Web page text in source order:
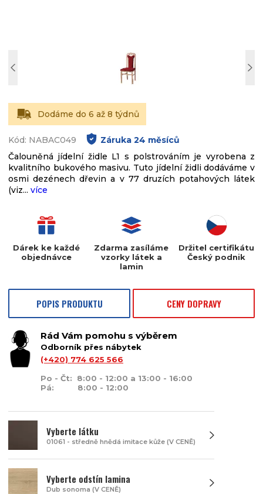
Dodáme do 6 až 8 týdnů
Kód: NABAC049 Záruka 24 měsíců
Čalouněná jídelní židle L1 s polstrováním je vyrobena z
kvalitního bukového masivu. Tuto jídelní židli dodáváme v
osmi dezénech dřevin a v 77 druzích potahových látek
(viz... více
Dárek ke každé
objednávce
Zdarma zasíláme
vzorky látek a
lamin
Držitel certifikátu
Český podnik
POPIS PRODUKTU CENY DOPRAVY
Rád Vám pomohu s výběrem
Odborník přes nábytek
(+420) 774 625 566
Po - Čt: 8:00 - 12:00 a 13:00 - 16:00
Pá: 8:00 - 12:00
Vyberte látku
01061 - středně hnědá imitace kůže (V CENĚ)
Vyberte odstín lamina
Dub sonoma (V CENĚ)